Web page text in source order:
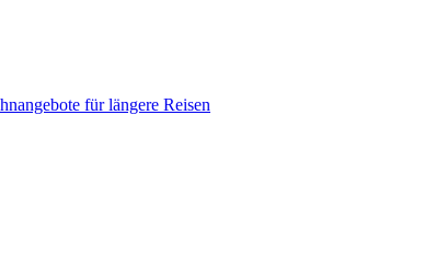
für längere Reisen